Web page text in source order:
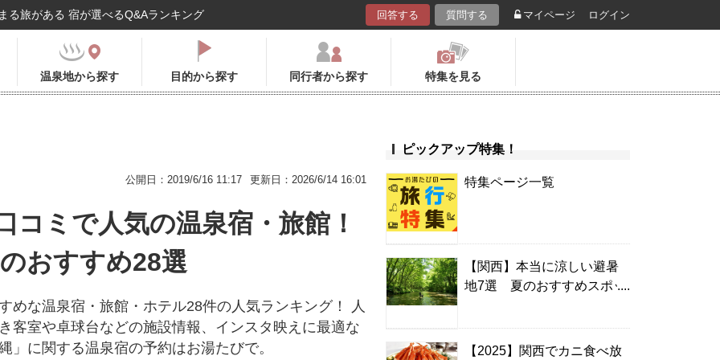
る旅がある 宿が選べるQ&Aランキング 回答する 質問する マイページ ログイン
温泉地から探す 目的から探す 同行者から探す 特集を見る
公開日：2019/6/16 11:17 更新日：2026/6/14 16:01
コミで人気の温泉宿・旅館！
おすすめ28選
めな温泉宿・旅館・ホテル28件の人気ランキング！ 人
客室や卓球台などの施設情報、インスタ映えに最適な
」に関する温泉宿の予約はお湯たびで。
ピックアップ特集！
特集ページ一覧
【関西】本当に涼しい避暑
地7選 夏のおすすめスポッ
【2025】関西でカニ食べ放